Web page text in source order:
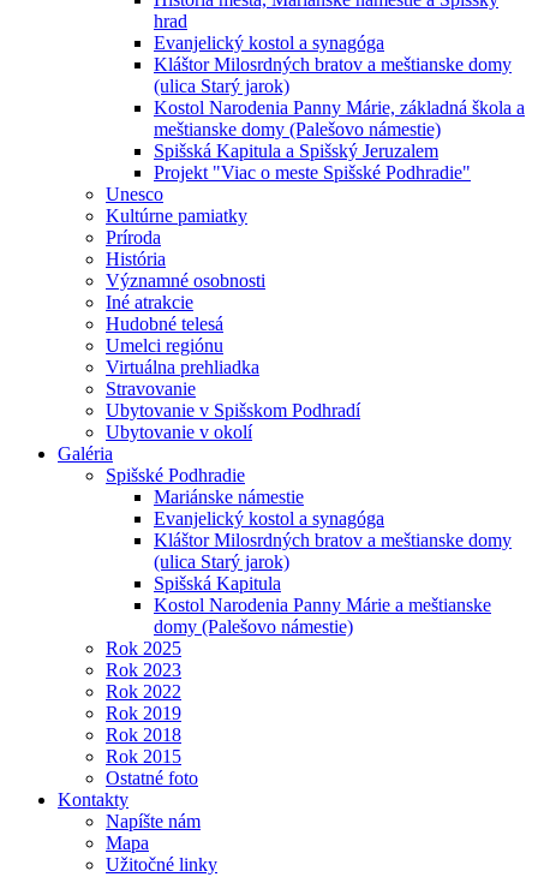
hrad
Evanjelický kostol a synagóga
Kláštor Milosrdných bratov a meštianske domy
(ulica Starý jarok)
Kostol Narodenia Panny Márie, základná škola a
meštianske domy (Palešovo námestie)
Spišská Kapitula a Spišský Jeruzalem
Projekt "Viac o meste Spišské Podhradie"
Unesco
Kultúrne pamiatky
Príroda
História
Významné osobnosti
Iné atrakcie
Hudobné telesá
Umelci regiónu
Virtuálna prehliadka
Stravovanie
Ubytovanie v Spišskom Podhradí
Ubytovanie v okolí
Galéria
Spišské Podhradie
Mariánske námestie
Evanjelický kostol a synagóga
Kláštor Milosrdných bratov a meštianske domy
(ulica Starý jarok)
Spišská Kapitula
Kostol Narodenia Panny Márie a meštianske
domy (Palešovo námestie)
Rok 2025
Rok 2023
Rok 2022
Rok 2019
Rok 2018
Rok 2015
Ostatné foto
Kontakty
Napíšte nám
Mapa
Užitočné linky